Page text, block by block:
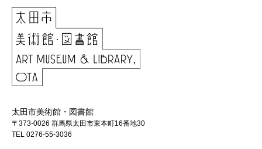
太田市美術館・図書館
〒373-0026 群馬県太田市東本町16番地30
TEL 0276-55-3036